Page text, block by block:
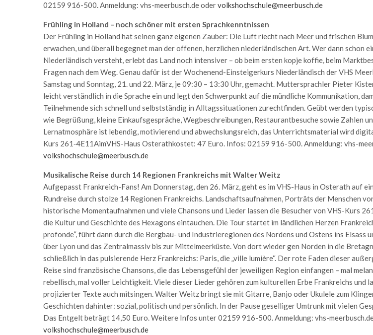
02159 916-500. Anmeldung: vhs-meerbusch.de odervolkshochschule@meerbusch.de
Frühling in Holland – noch schöner mit ersten Sprachkenntnissen
Der Frühling in Holland hat seinen ganz eigenen Zauber: Die Luft riecht nach Meer und frischen
erwachen, und überall begegnet man der offenen, herzlichen niederländischen Art. Wer dann schon
Niederländisch versteht, erlebt das Land noch intensiver – ob beim ersten kopje koffie,beim
Fragen nach dem Weg. Genau dafür ist der Wochenend-Einsteigerkurs Niederländisch der VHS
Samstag und Sonntag, 21. und 22. März, je 09:30 – 13:30 Uhr, gemacht. Muttersprachler Pieter
leicht verständlich in die Sprache ein und legt den Schwerpunkt auf die mündliche Kommunikation,
Teilnehmende sich schnell und selbstständig in Alltagssituationen zurechtfinden. Geübt werden
wie Begrüßung, kleine Einkaufsgespräche, Wegbeschreibungen, Restaurantbesuche sowie Zahlen
Lernatmosphäre ist lebendig, motivierend und abwechslungsreich, das Unterrichtsmaterial wird
Kurs 261‑4E11AimVHS-Haus Osterathkostet: 47 Euro. Infos: 02159 916-500. Anmeldung: vhs-
volkshochschule@meerbusch.de
Musikalische Reise durch 14 Regionen Frankreichs mit Walter Weitz
Aufgepasst Frankreich-Fans! Am Donnerstag, den 26. März, geht es im VHS-Haus in Osterath auf
Rundreise durch stolze 14 Regionen Frankreichs. Landschaftsaufnahmen, Porträts der Menschen
historische Momentaufnahmen und viele Chansons und Lieder lassen die Besucher von VHS-Kurs
die Kultur und Geschichte des Hexagons eintauchen. Die Tour startet im ländlichen Herzen
profonde“, führt dann durch die Bergbau- und Industrieregionen des Nordens und Ostens ins Elsass
über Lyon und das Zentralmassiv bis zur Mittelmeerküste. Von dort wieder gen Norden in die
schließlich in das pulsierende Herz Frankreichs: Paris, die „ville lumière“. Der rote Faden dieser
Reise sind französische Chansons, die das Lebensgefühl der jeweiligen Region einfangen – mal
rebellisch, mal voller Leichtigkeit. Viele dieser Lieder gehören zum kulturellen Erbe Frankreichs und
projizierter Texte auch mitsingen. Walter Weitz bringt sie mit Gitarre, Banjo oder Ukulele zum
Geschichten dahinter: sozial, politisch und persönlich. In der Pause geselliger Umtrunk mit vielen
Das Entgelt beträgt 14,50 Euro. Weitere Infos unter 02159 916-500. Anmeldung: vhs-
volkshochschule@meerbusch.de